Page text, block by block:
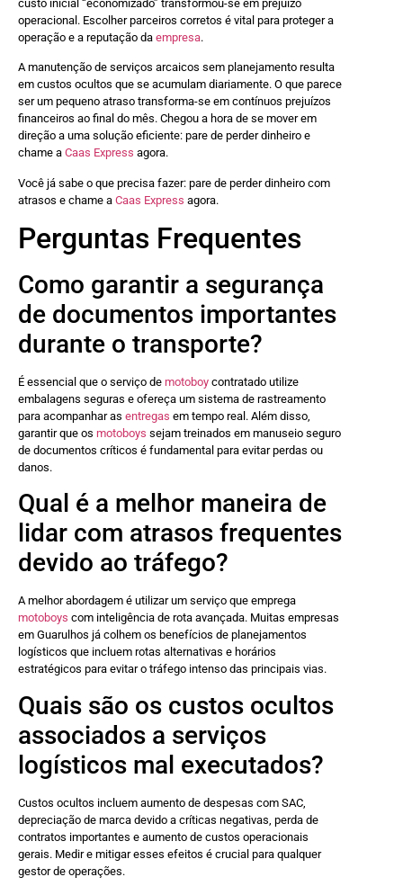
custo inicial “economizado” transformou-se em prejuízo
operacional. Escolher parceiros corretos é vital para proteger a
operação e a reputação da empresa.
A manutenção de serviços arcaicos sem planejamento resulta
em custos ocultos que se acumulam diariamente. O que parece
ser um pequeno atraso transforma-se em contínuos prejuízos
financeiros ao final do mês. Chegou a hora de se mover em
direção a uma solução eficiente: pare de perder dinheiro e
chame a Caas Express agora.
Você já sabe o que precisa fazer: pare de perder dinheiro com
atrasos e chame a Caas Express agora.
Perguntas Frequentes
Como garantir a segurança
de documentos importantes
durante o transporte?
É essencial que o serviço de motoboy contratado utilize
embalagens seguras e ofereça um sistema de rastreamento
para acompanhar as entregas em tempo real. Além disso,
garantir que os motoboys sejam treinados em manuseio seguro
de documentos críticos é fundamental para evitar perdas ou
danos.
Qual é a melhor maneira de
lidar com atrasos frequentes
devido ao tráfego?
A melhor abordagem é utilizar um serviço que emprega
motoboys com inteligência de rota avançada. Muitas empresas
em Guarulhos já colhem os benefícios de planejamentos
logísticos que incluem rotas alternativas e horários
estratégicos para evitar o tráfego intenso das principais vias.
Quais são os custos ocultos
associados a serviços
logísticos mal executados?
Custos ocultos incluem aumento de despesas com SAC,
depreciação de marca devido a críticas negativas, perda de
contratos importantes e aumento de custos operacionais
gerais. Medir e mitigar esses efeitos é crucial para qualquer
gestor de operações.